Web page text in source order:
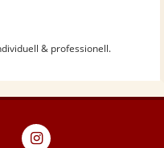
& professionell.
eventpeppers